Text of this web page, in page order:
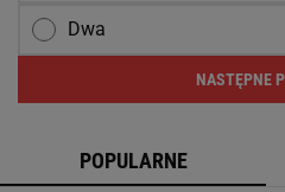
Dwa
NASTĘPNE
POPULARNE